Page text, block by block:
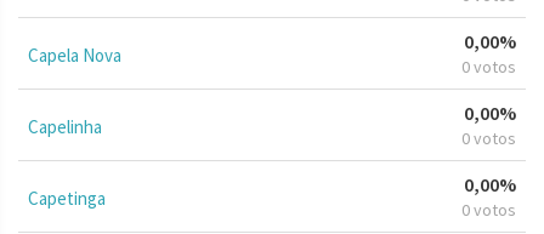
Capela Nova
0,00%
0 votos
Capelinha
0,00%
0 votos
Capetinga
0,00%
0 votos